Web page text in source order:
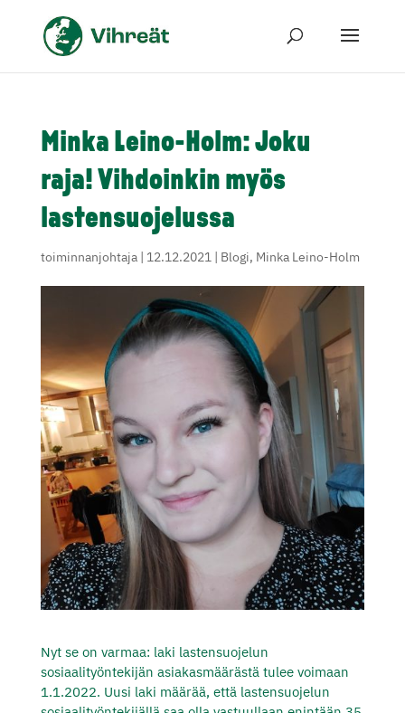
Minka Leino-Holm: Joku
raja! Vihdoinkin myös
lastensuojelussa
toiminnanjohtaja| 12.12.2021| Blogi, Minka Leino-Holm
Nyt se on varmaa: laki lastensuojelun
sosiaalityöntekijän asiakasmäärästä tulee voimaan
1.1.2022. Uusi laki määrää, että lastensuojelun